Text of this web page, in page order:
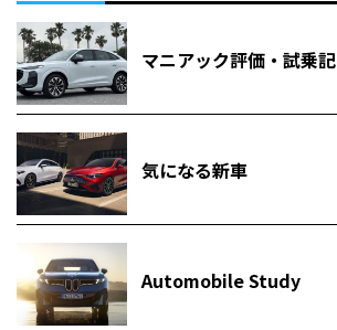
マニアック評価・試乗記
気になる新車
Automobile Study